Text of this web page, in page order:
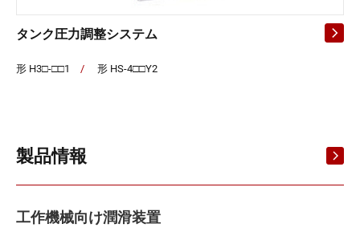
製品情報
工作機械向け潤滑装置
タンク圧力調整システム
形 H3□-□□1 / 形 HS-4□□Y2